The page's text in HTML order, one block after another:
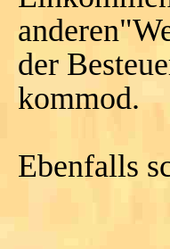
der
kommod.
Ebenfalls